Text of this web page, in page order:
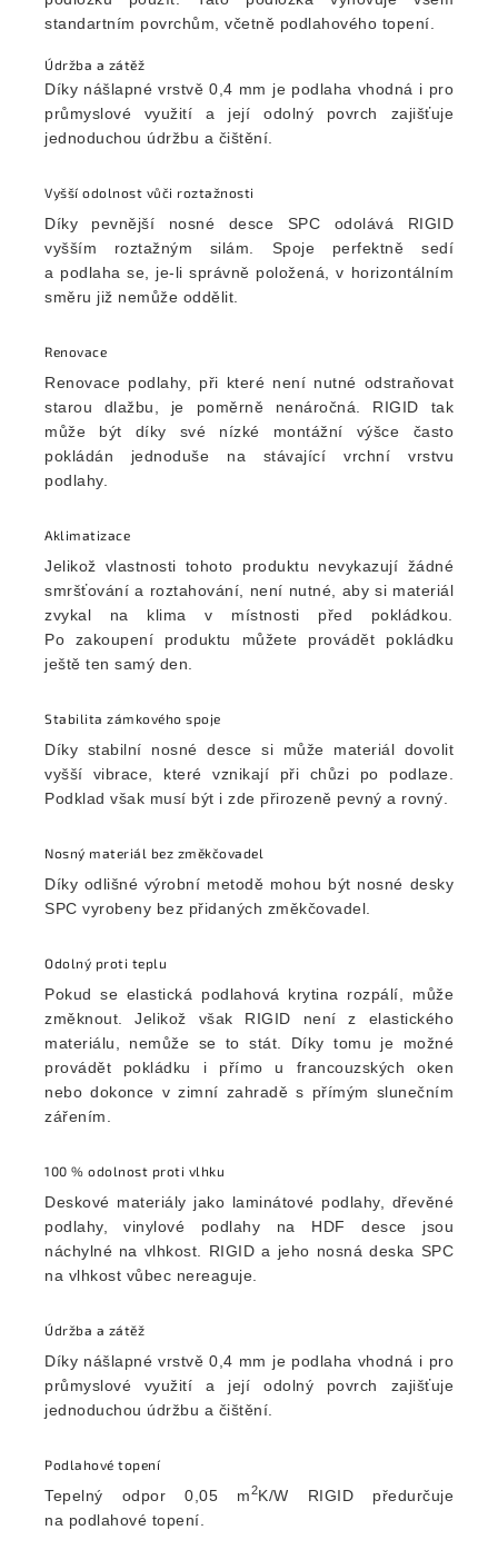
standartním povrchům, včetně podlahového topení.
Údržba a zátěž
Díky nášlapné vrstvě 0,4 mm je podlaha vhodná i pro
průmyslové využití a její odolný povrch zajišťuje
jednoduchou údržbu a čištění.
Vyšší odolnost vůči roztažnosti
Díky pevnější nosné desce SPC odolává RIGID
vyšším roztažným silám. Spoje perfektně sedí
a podlaha se, je-li správně položená, v horizontálním
směru již nemůže oddělit.
Renovace
Renovace podlahy, při které není nutné odstraňovat
starou dlažbu, je poměrně nenáročná. RIGID tak
může být díky své nízké montážní výšce často
pokládán jednoduše na stávající vrchní vrstvu
podlahy.
Aklimatizace
Jelikož vlastnosti tohoto produktu nevykazují žádné
smršťování a roztahování, není nutné, aby si materiál
zvykal na klima v místnosti před pokládkou.
Po zakoupení produktu můžete provádět pokládku
ještě ten samý den.
Stabilita zámkového spoje
Díky stabilní nosné desce si může materiál dovolit
vyšší vibrace, které vznikají při chůzi po podlaze.
Podklad však musí být i zde přirozeně pevný a rovný.
Nosný materiál bez změkčovadel
Díky odlišné výrobní metodě mohou být nosné desky
SPC vyrobeny bez přidaných změkčovadel.
Odolný proti teplu
Pokud se elastická podlahová krytina rozpálí, může
změknout. Jelikož však RIGID není z elastického
materiálu, nemůže se to stát. Díky tomu je možné
provádět pokládku i přímo u francouzských oken
nebo dokonce v zimní zahradě s přímým slunečním
zářením.
100 % odolnost proti vlhku
Deskové materiály jako laminátové podlahy, dřevěné
podlahy, vinylové podlahy na HDF desce jsou
náchylné na vlhkost. RIGID a jeho nosná deska SPC
na vlhkost vůbec nereaguje.
Údržba a zátěž
Díky nášlapné vrstvě 0,4 mm je podlaha vhodná i pro
průmyslové využití a její odolný povrch zajišťuje
jednoduchou údržbu a čištění.
Podlahové topení
Tepelný odpor 0,05 m2K/W RIGID předurčuje
na podlahové topení.